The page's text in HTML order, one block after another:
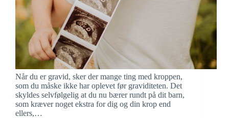
Når du er gravid, sker der mange ting med kroppen,
som du måske ikke har oplevet før graviditeten. Det
skyldes selvfølgelig at du nu bærer rundt på dit barn,
som kræver noget ekstra for dig og din krop end
ellers,…